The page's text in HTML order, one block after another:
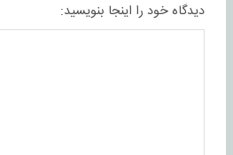
دیدگاه خود را اینجا بنویسید: